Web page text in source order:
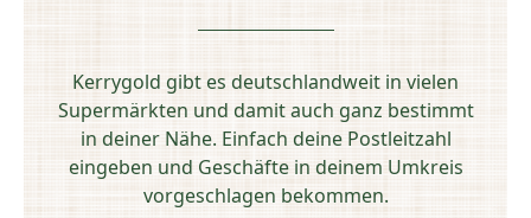
Kerrygold gibt es deutschlandweit in vielen
Supermärkten und damit auch ganz bestimmt
in deiner Nähe. Einfach deine Postleitzahl
eingeben und Geschäfte in deinem Umkreis
vorgeschlagen bekommen.